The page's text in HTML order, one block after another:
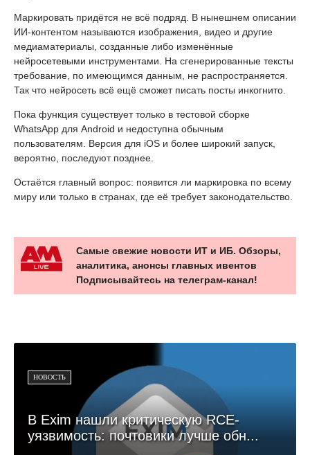
Маркировать придётся не всё подряд. В нынешнем описании
ИИ-контентом называются изображения, видео и другие
медиаматериалы, созданные либо изменённые
нейросетевыми инструментами. На сгенерированные тексты
требование, по имеющимся данным, не распространяется.
Так что нейросеть всё ещё сможет писать посты инкогнито.
Пока функция существует только в тестовой сборке
WhatsApp для Android и недоступна обычным
пользователям. Версия для iOS и более широкий запуск,
вероятно, последуют позднее.
Остаётся главный вопрос: появится ли маркировка по всему
миру или только в странах, где её требует законодательство.
Самые свежие новости ИТ и ИБ. Обзоры,
аналитика, анонсы главных ивентов
Подписывайтесь на телеграм-канал!
НОВОСТЬ
В Exim нашли критическую RCE-
уязвимость: почтовики лучше обн...